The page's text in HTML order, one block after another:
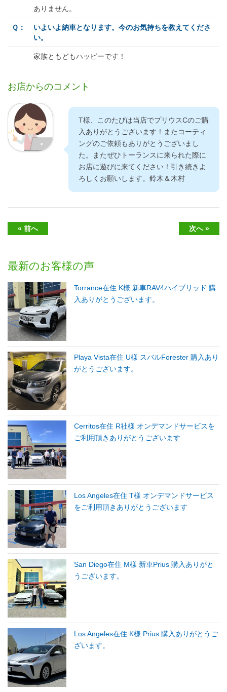
ありません。
Ｑ：
いよいよ納車となります。今のお気持ちを教えてくださ
い。
家族ともどもハッピーです！
お店からのコメント
T様、このたびは当店でプリウスCのご購
入ありがとうございます！またコーティ
ングのご依頼もありがとうございまし
た。またぜひトーランスに来られた際に
お店に遊びに来てください！引き続きよ
ろしくお願いします。鈴木＆木村
« 前へ 次へ »
最新のお客様の声
Torrance在住 K様 新車RAV4ハイブリッド 購
入ありがとうございます。
Playa Vista在住 U様 スバルForester 購入あり
がとうございます。
Cerritos在住 R社様 オンデマンドサービスを
ご利用頂きありがとうございます
Los Angeles在住 T様 オンデマンドサービス
をご利用頂きありがとうございます
San Diego在住 M様 新車Prius 購入ありがと
うございます。
Los Angeles在住 K様 Prius 購入ありがとうご
ざいます。